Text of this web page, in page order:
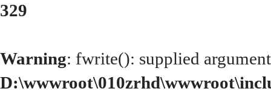
329
Warning: fwrite(): supplied